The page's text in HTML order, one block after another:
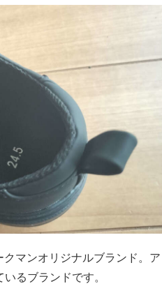
マンオリジナルブランド。ア
るブランドです。